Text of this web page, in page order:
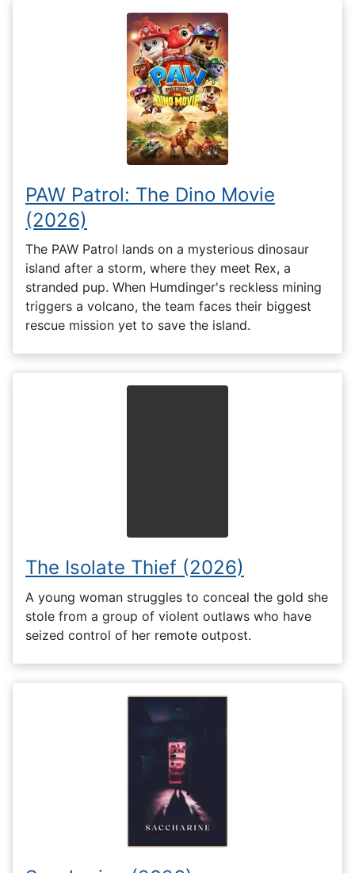
PAW Patrol: The Dino Movie
(2026)
The PAW Patrol lands on a mysterious dinosaur
island after a storm, where they meet Rex, a
stranded pup. When Humdinger's reckless mining
triggers a volcano, the team faces their biggest
rescue mission yet to save the island.
The Isolate Thief (2026)
A young woman struggles to conceal the gold she
stole from a group of violent outlaws who have
seized control of her remote outpost.